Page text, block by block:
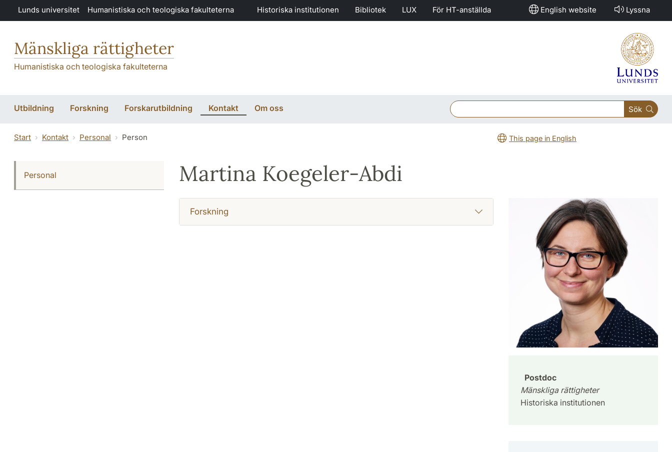
Hoppa till huvudinnehåll
Lunds universitet Humanistiska och teologiska fakulteterna Historiska institutionen Bibliotek LUX För HT-anställda English website Lyssna
Mänskliga rättigheter
Humanistiska och teologiska fakulteterna
Utbildning Forskning Forskarutbildning Kontakt Om oss Sök
Start Kontakt Personal Person This page in English
Personal Martina Koegeler-Abdi
Forskning
Postdoc
Mänskliga rättigheter
Historiska institutionen